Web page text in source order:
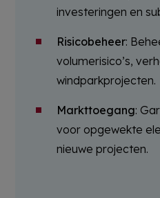
investeringen en
Risicobeheer:
volumerisico’s,
windparkprojecten.
Markttoegang:
voor opgewekte
nieuwe projecten.